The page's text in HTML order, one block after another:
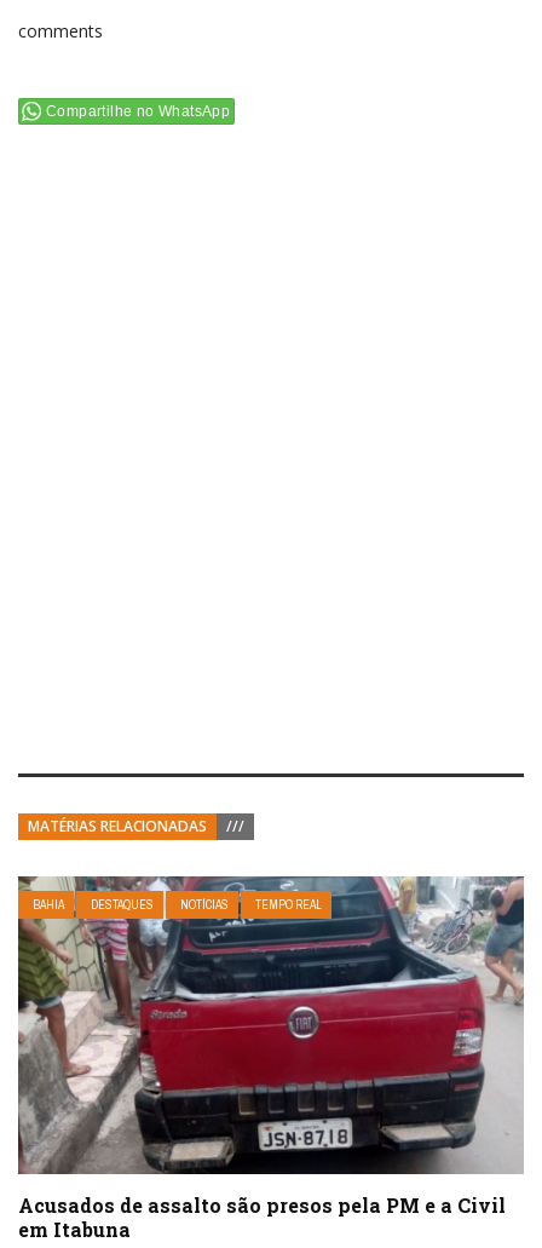
comments
Compartilhe no WhatsApp
MATÉRIAS RELACIONADAS ///
BAHIA DESTAQUES NOTÍCIAS TEMPO REAL
Acusados de assalto são presos pela PM e a Civil
em Itabuna